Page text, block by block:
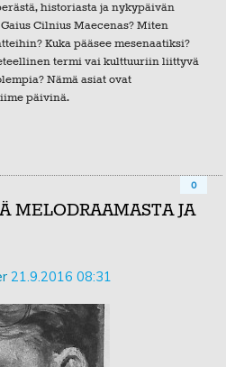
historiasta ja nykypäivän
Cilnius Maecenas? Miten
Kuka pääsee mesenaatiksi?
termi vai kulttuuriin liittyvä
Nämä asiat ovat
päivinä.
0
MELODRAAMASTA JA
21.9.2016 08:31